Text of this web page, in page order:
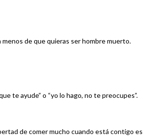
menos de que quieras ser hombre muerto.
te ayude” o “yo lo hago, no te preocupes”.
de comer mucho cuando está contigo es